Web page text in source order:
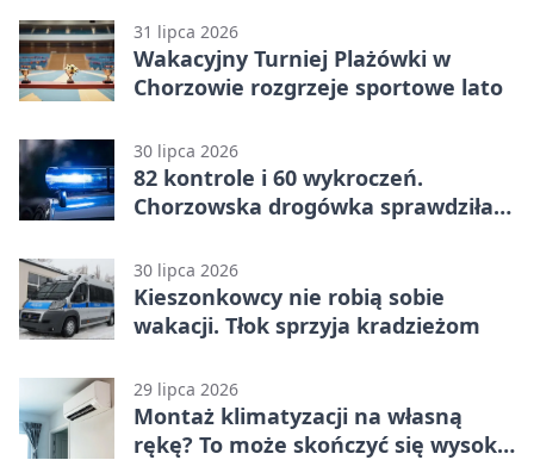
31 lipca 2026
Wakacyjny Turniej Plażówki w
Chorzowie rozgrzeje sportowe lato
30 lipca 2026
82 kontrole i 60 wykroczeń.
Chorzowska drogówka sprawdziła
30 lipca 2026
Kieszonkowcy nie robią sobie
wakacji. Tłok sprzyja kradzieżom
29 lipca 2026
Montaż klimatyzacji na własną
rękę? To może skończyć się wysoką